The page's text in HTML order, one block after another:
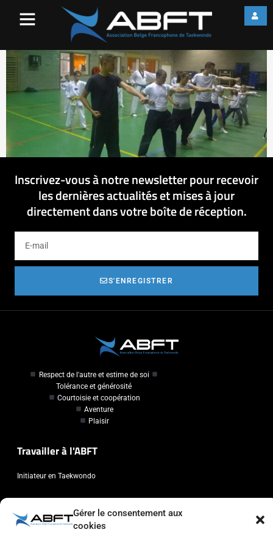
Gérer le consentement aux
cookies
Inscrivez-vous à notre newsletter pour recevoir
les dernières actualités et mises à jour
directement dans votre boîte de réception.
S'ENREGISTRER
Respect de l'autre et estime de soi
Tolérance et générosité
Courtoisie et coopération
Aventure
Plaisir
Travailler à l'ABFT
Initiateur en Taekwondo
Association Belge Francophone de Taekwondo